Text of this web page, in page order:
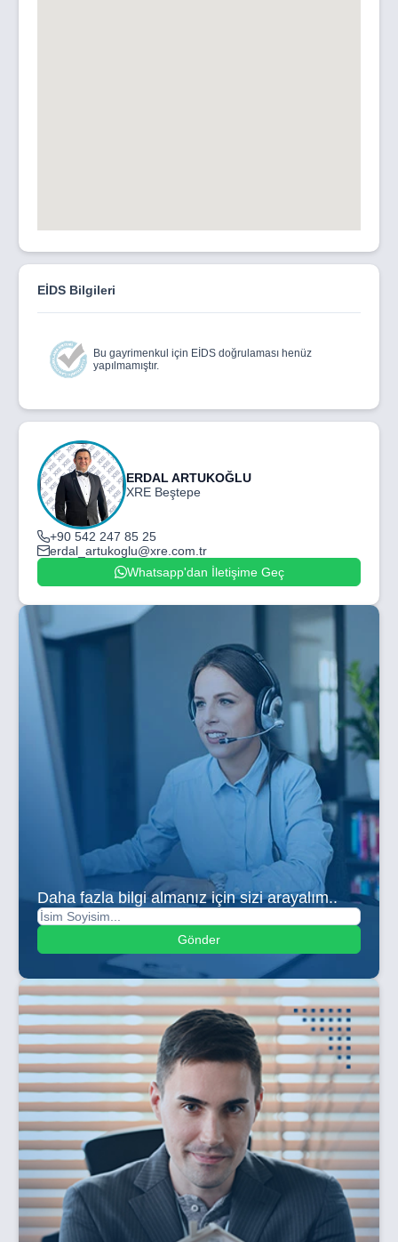
EİDS Bilgileri
Bu gayrimenkul için EİDS doğrulaması henüz
yapılmamıştır.
ERDAL ARTUKOĞLU
XRE Beştepe
+90 542 247 85 25
erdal_artukoglu@xre.com.tr
Whatsapp'dan İletişime Geç
Daha fazla bilgi almanız için sizi arayalım..
Gönder